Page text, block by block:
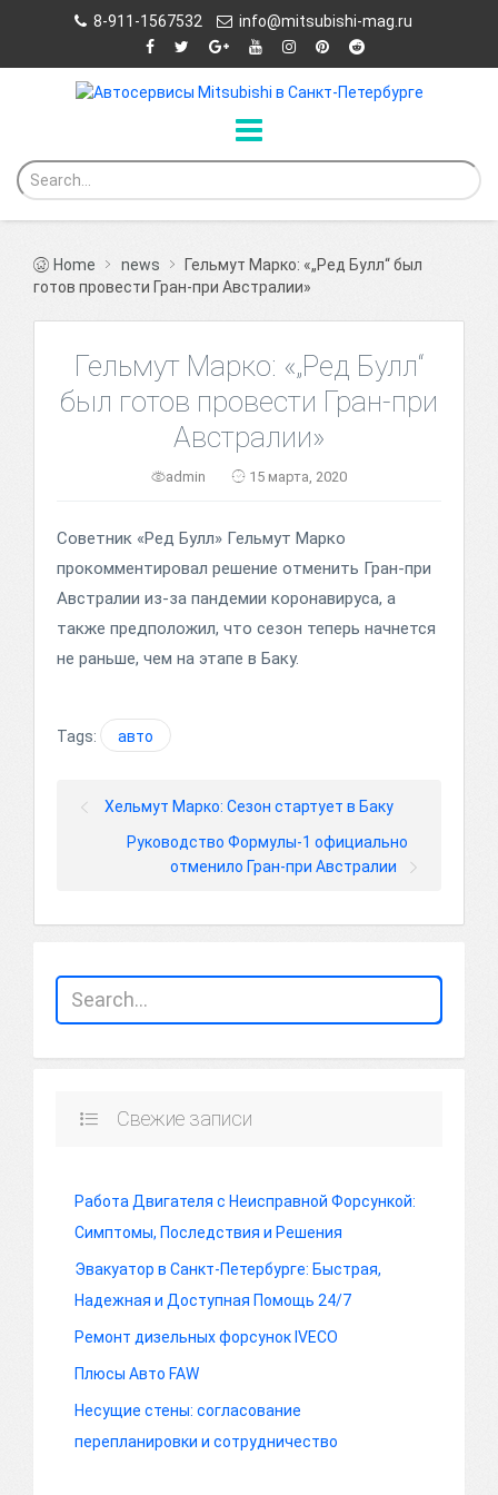
8-911-1567532 info@mitsubishi-mag.ru
Home news
Гельмут Марко: «„Ред Булл“ был
готов провести Гран-при Австралии»
Гельмут Марко: «„Ред Булл“
был готов провести Гран-при
Австралии»
admin 15 марта, 2020
Советник «Ред Булл» Гельмут Марко
прокомментировал решение отменить Гран-при
Австралии из-за пандемии коронавируса, а
также предположил, что сезон теперь начнется
не раньше, чем на этапе в Баку.
Tags: авто
Хельмут Марко: Сезон стартует в Баку
Руководство Формулы-1 официально
отменило Гран-при Австралии
Свежие записи
Работа Двигателя с Неисправной Форсункой:
Симптомы, Последствия и Решения
Эвакуатор в Санкт-Петербурге: Быстрая,
Надежная и Доступная Помощь 24/7
Ремонт дизельных форсунок IVECO
Плюсы Авто FAW
Несущие стены: согласование
перепланировки и сотрудничество